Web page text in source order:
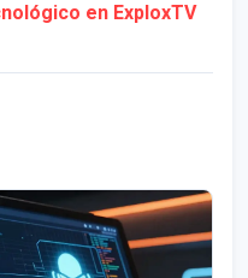
en ExploxTV